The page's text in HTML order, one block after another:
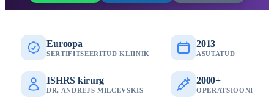
Euroopa
SERTIFITSEERITUD KLIINIK
ISHRS kirurg
DR. ANDREJS MILCEVSKIS
2000+
OPERATSIOONI
2013
ASUTATUD